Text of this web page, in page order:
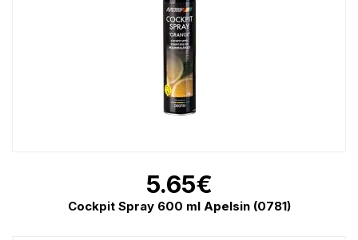
5.65€
Cockpit Spray 600 ml Apelsin (0781)